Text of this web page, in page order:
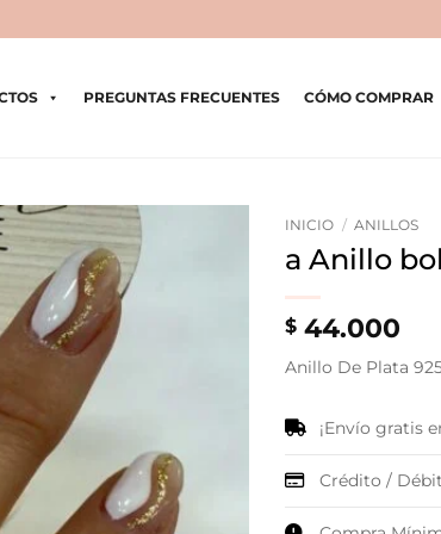
PREGUNTAS FRECUENTES CÓMO COMPRAR
INICIO / ANILLOS
a Anillo
$ 44.000
Anillo De Plata
¡Envío gratis
Crédito /